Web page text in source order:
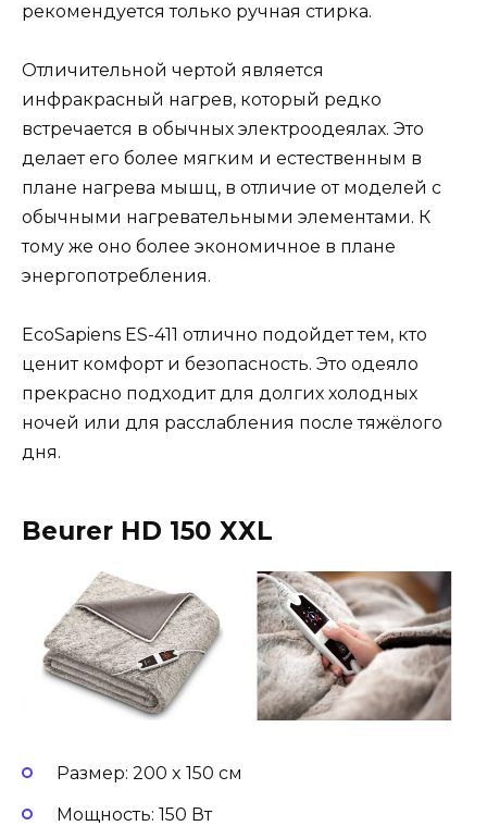
рекомендуется только ручная стирка.
Отличительной чертой является
инфракрасный нагрев, который редко
встречается в обычных электроодеялах. Это
делает его более мягким и естественным в
плане нагрева мышц, в отличие от моделей с
обычными нагревательными элементами. К
тому же оно более экономичное в плане
энергопотребления.
EcoSapiens ES-411 отлично подойдет тем, кто
ценит комфорт и безопасность. Это одеяло
прекрасно подходит для долгих холодных
ночей или для расслабления после тяжёлого
дня.
Beurer HD 150 XXL
Размер: 200 x 150 см
Мощность: 150 Вт